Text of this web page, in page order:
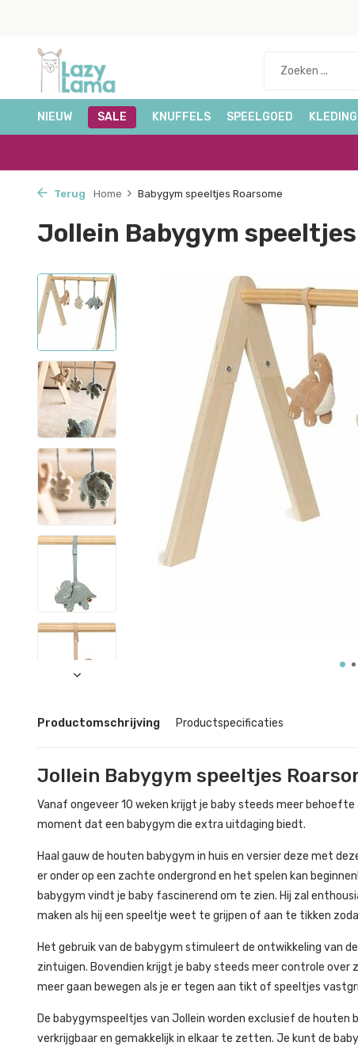
NIEUW SALE KNUFFELS SPEELGOED KLEDING
Terug Home Babygym speeltjes Roarsome
Jollein Babygym
Productomschrijving Productspecificaties
Jollein Babygym speeltjes
Vanaf ongeveer 10 weken krijgt je baby steeds meer behoefte
moment dat een babygym die extra uitdaging biedt.
Haal gauw de houten babygym in huis en versier deze met
er onder op een zachte ondergrond en het spelen kan
babygym vindt je baby fascinerend om te zien. Hij zal
maken als hij een speeltje weet te grijpen of aan te tikken
Het gebruik van de babygym stimuleert de ontwikkeling van
zintuigen. Bovendien krijgt je baby steeds meer controle
meer gaan bewegen als je er tegen aan tikt of speeltjes
De babygymspeeltjes van Jollein worden exclusief de houten
verkrijgbaar en gemakkelijk in elkaar te zetten. Je kunt de